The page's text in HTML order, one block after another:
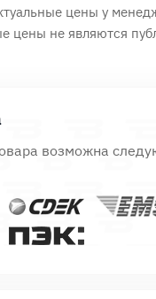
цены у
цены не являются
возможна